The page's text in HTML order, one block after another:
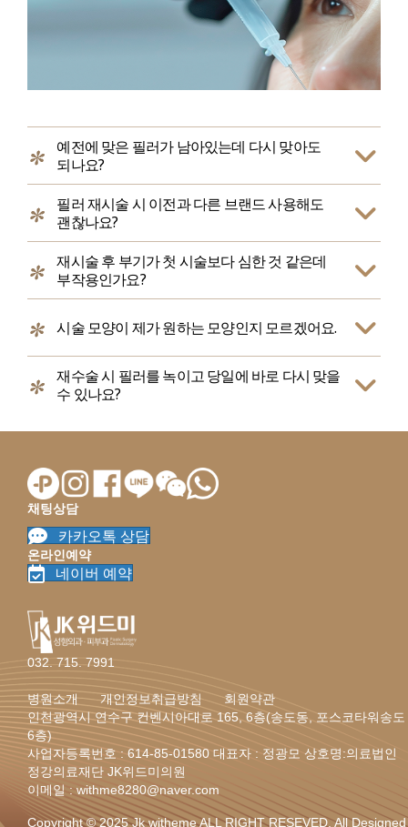
예전에 맞은 필러가 남아있는데 다시 맞아도
되나요?
필러 재시술 시 이전과 다른 브랜드 사용해도
괜찮나요?
재시술 후 부기가 첫 시술보다 심한 것 같은데
부작용인가요?
시술 모양이 제가 원하는 모양인지 모르겠어요.
재수술 시 필러를 녹이고 당일에 바로 다시 맞을
수 있나요?
채팅상담
카카오톡 상담
온라인예약
네이버 예약
032. 715. 7991
병원소개 개인정보취급방침
회원약관
인천광역시 연수구 컨벤시아대로 165, 6층(송도동, 포스코타워송도
6층)
사업자등록번호 : 614-85-01580 대표자 : 정광모 상호명:의료법인
정강의료재단 JK위드미의원
이메일 : withme8280@naver.com
Copyright © 2025 Jk witheme ALL RIGHT RESEVED. All Designed